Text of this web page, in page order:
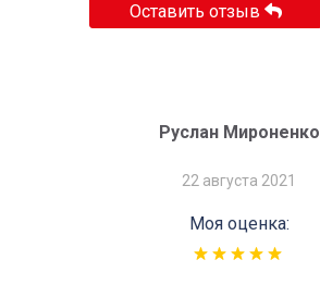
Оставить отзыв
Руслан Мироненко
22 августа 2021
Моя оценка: